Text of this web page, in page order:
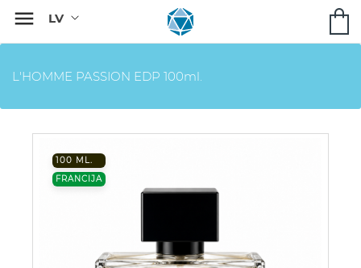

L'HOMME PASSION EDP 100ml.
100 ML.
FRANCIJA